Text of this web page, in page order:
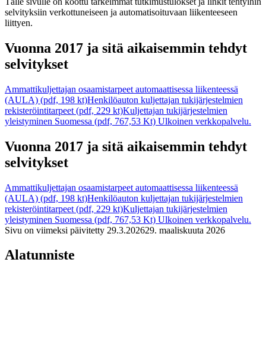
selvityksiin verkottuneiseen ja automatisoituvaan liikenteeseen
liittyen.
Vuonna 2017 ja sitä aikaisemmin tehdyt
selvitykset
Ammattikuljettajan osaamistarpeet automaattisessa liikenteessä
(AULA) (pdf, 198 kt)Henkilöauton kuljettajan tukijärjestelmien
rekisteröintitarpeet (pdf, 229 kt)Kuljettajan tukijärjestelmien
yleistyminen Suomessa (pdf, 767,53 Kt) Ulkoinen verkkopalvelu.
Vuonna 2017 ja sitä aikaisemmin tehdyt
selvitykset
Ammattikuljettajan osaamistarpeet automaattisessa liikenteessä
(AULA) (pdf, 198 kt)Henkilöauton kuljettajan tukijärjestelmien
rekisteröintitarpeet (pdf, 229 kt)Kuljettajan tukijärjestelmien
yleistyminen Suomessa (pdf, 767,53 Kt) Ulkoinen verkkopalvelu.
Sivu on viimeksi päivitetty 29.3.202629. maaliskuuta 2026
Alatunniste